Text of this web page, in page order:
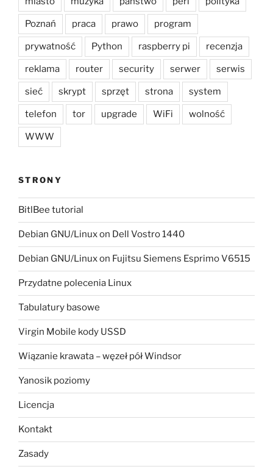
Poznań praca prawo program
prywatność Python raspberry pi recenzja
reklama router security serwer serwis
sieć skrypt sprzęt strona system
telefon tor upgrade WiFi wolność
WWW
STRONY
BitlBee tutorial
Debian GNU/Linux on Dell Vostro 1440
Debian GNU/Linux on Fujitsu Siemens Esprimo V6515
Przydatne polecenia Linux
Tabulatury basowe
Virgin Mobile kody USSD
Wiązanie krawata – węzeł pół Windsor
Yanosik poziomy
Licencja
Kontakt
Zasady